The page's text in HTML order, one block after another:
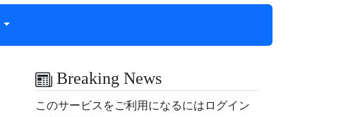
Breaking News
このサービスをご利用になるにはログイン